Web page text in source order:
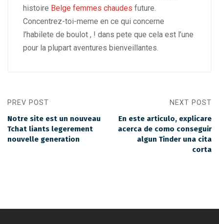
histoire Belge femmes chaudes future.
Concentrez-toi-meme en ce qui concerne
l’habilete de boulot , ! dans pete que cela est l’une
pour la plupart aventures bienveillantes.
PREV POST
Notre site est un nouveau
Tchat liants legerement
nouvelle generation
NEXT POST
En este articulo, explicare
acerca de como conseguir
algun Tinder una cita
corta